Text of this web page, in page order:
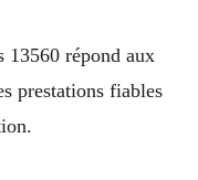
13560 répond aux
prestations fiables